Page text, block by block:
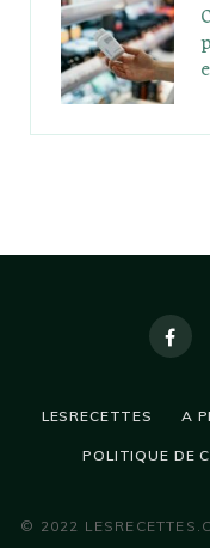
LESRECETTES A
POLITIQUE DE
© 2022